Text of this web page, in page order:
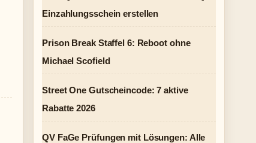
Einzahlungsschein erstellen
Prison Break Staffel 6: Reboot ohne
Michael Scofield
Street One Gutscheincode: 7 aktive
Rabatte 2026
QV FaGe Prüfungen mit Lösungen: Alle